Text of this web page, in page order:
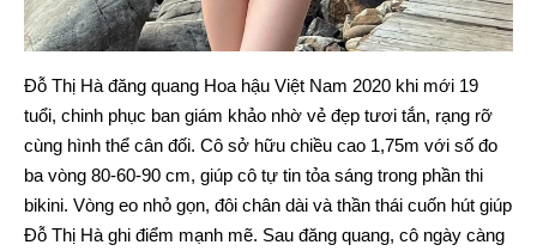
Đỗ Thị Hà đăng quang Hoa hậu Việt Nam 2020 khi mới 19
tuổi, chinh phục ban giám khảo nhờ vẻ đẹp tươi tắn, rạng rỡ
cùng hình thể cân đối. Cô sở hữu chiều cao 1,75m với số đo
ba vòng 80-60-90 cm, giúp cô tự tin tỏa sáng trong phần thi
bikini. Vòng eo nhỏ gọn, đôi chân dài và thần thái cuốn hút giúp
Đỗ Thị Hà ghi điểm mạnh mẽ. Sau đăng quang, cô ngày càng